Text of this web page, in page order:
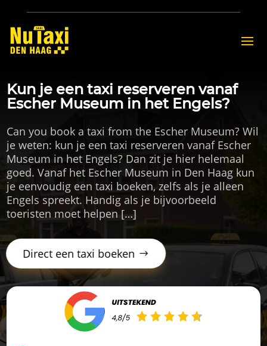
Kun je een taxi reserveren vanaf
Escher Museum in het Engels?
Can you book a taxi from the Escher Museum? Wil
je weten: kun je een taxi reserveren vanaf Escher
Museum in het Engels? Dan zit je hier helemaal
goed. Vanaf het Escher Museum in Den Haag kun
je eenvoudig een taxi boeken, zelfs als je alleen
Engels spreekt. Handig als je bijvoorbeeld
toeristen moet helpen […]
Direct een taxi boeken